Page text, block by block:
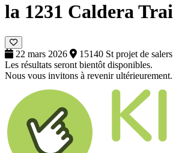
la 1231 Caldera
22 mars 2026
15140 St projet de salers
Les résultats seront bientôt disponibles.
Nous vous invitons à revenir ultérieurement.